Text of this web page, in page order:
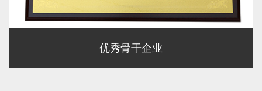
优秀骨干企业